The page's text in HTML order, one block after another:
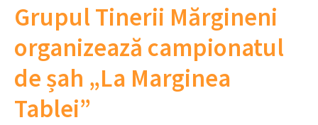
Grupul Tinerii Mărgineni
organizează campionatul
de șah „La Marginea
Tablei”